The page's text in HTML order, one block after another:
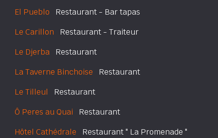
El Pueblo Restaurant - Bar tapas
Le Carillon Restaurant - Traiteur
Le Djerba Restaurant
La Taverne Binchoise Restaurant
Le Tilleul Restaurant
Ô Peres au Quai Restaurant
Hôtel Cathédrale Restaurant " La Promenade "